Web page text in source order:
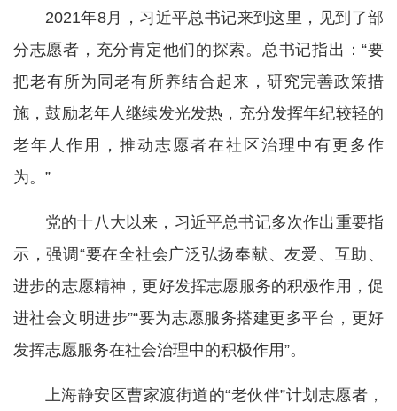
2021年8月，习近平总书记来到这里，见到了部
分志愿者，充分肯定他们的探索。总书记指出：“要
把老有所为同老有所养结合起来，研究完善政策措
施，鼓励老年人继续发光发热，充分发挥年纪较轻的
老年人作用，推动志愿者在社区治理中有更多作
为。”
党的十八大以来，习近平总书记多次作出重要指
示，强调“要在全社会广泛弘扬奉献、友爱、互助、
进步的志愿精神，更好发挥志愿服务的积极作用，促
进社会文明进步”“要为志愿服务搭建更多平台，更好
发挥志愿服务在社会治理中的积极作用”。
上海静安区曹家渡街道的“老伙伴”计划志愿者，